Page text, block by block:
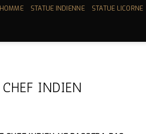
STATUE INDIENNE STATUE LICORNE
INDIEN